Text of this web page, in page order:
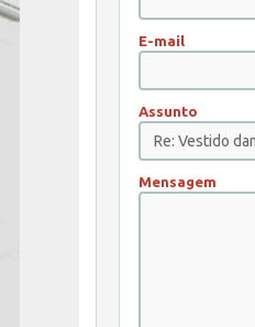
E-mail
Assunto
Mensagem